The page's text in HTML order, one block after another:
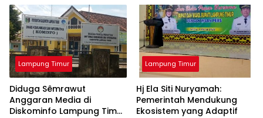
Enam Daerah
Lampung Timur
Diduga Sêmrawut
Anggaran Media di
Diskominfo Lampung Timur
Lampung Timur
Hj Ela Siti Nuryamah:
Pemerintah Mendukung
Ekosistem yang Adaptif